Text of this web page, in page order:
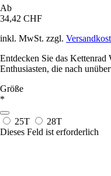
Ab
34,42 CHF
inkl. MwSt. zzgl.
Entdecken Sie das
Enthusiasten, die nach
Größe
*
25T
28T
Dieses Feld ist erforderlich